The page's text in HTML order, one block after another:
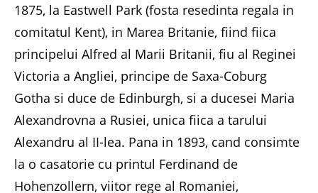
1875, la Eastwell Park (fosta resedinta regala in
comitatul Kent), in Marea Britanie, fiind fiica
principelui Alfred al Marii Britanii, fiu al Reginei
Victoria a Angliei, principe de Saxa-Coburg
Gotha si duce de Edinburgh, si a ducesei Maria
Alexandrovna a Rusiei, unica fiica a tarului
Alexandru al II-lea. Pana in 1893, cand consimte
la o casatorie cu printul Ferdinand de
Hohenzollern, viitor rege al Romaniei,